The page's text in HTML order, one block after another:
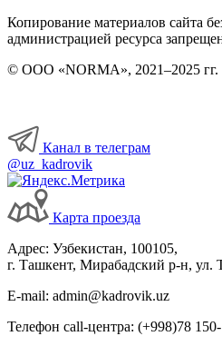
Копирование материалов сайта
администрацией ресурса
© ООО «NORMA», 2021–2025 гг.
Канал в телеграм
@uz_kadrovik
Карта проезда
Адрес: Узбекистан, 100105,
г. Ташкент, Мирабадский р-н, ул.
E-mail: admin@kadrovik.uz
Телефон call-центра: (+998)78